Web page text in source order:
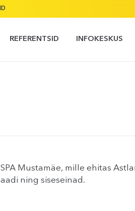
REFERENTSID INFOKESKUS
Mustamäe, mille ehitas
ning siseseinad.